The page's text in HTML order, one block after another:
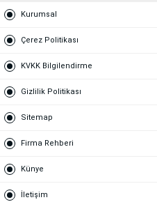
Kurumsal
Çerez Politikası
KVKK Bilgilendirme
Gizlilik Politikası
Sitemap
Firma Rehberi
Künye
İletişim